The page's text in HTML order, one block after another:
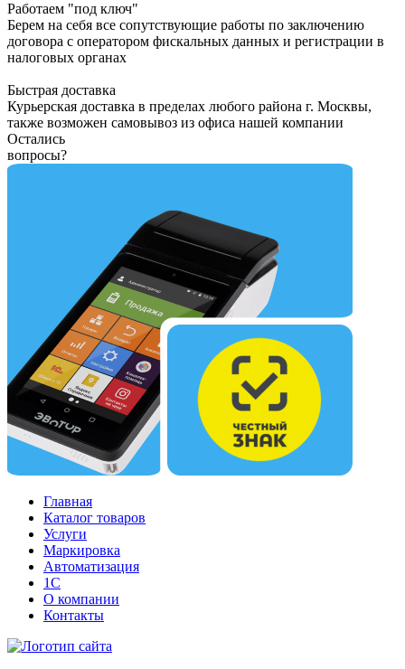
Работаем "под ключ"
Берем на себя все сопутствующие работы по заключению
договора с оператором фискальных данных и регистрации в
налоговых органах
Быстрая доставка
Курьерская доставка в пределах любого района г. Москвы,
также возможен самовывоз из офиса нашей компании
Остались
вопросы?
Главная
Каталог товаров
Услуги
Маркировка
Автоматизация
1С
О компании
Контакты